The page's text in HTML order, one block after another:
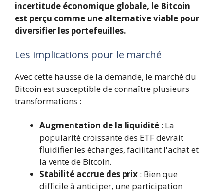
incertitude économique globale, le Bitcoin
est perçu comme une alternative viable pour
diversifier les portefeuilles.
Les implications pour le marché
Avec cette hausse de la demande, le marché du
Bitcoin est susceptible de connaître plusieurs
transformations :
Augmentation de la liquidité : La
popularité croissante des ETF devrait
fluidifier les échanges, facilitant l'achat et
la vente de Bitcoin.
Stabilité accrue des prix : Bien que
difficile à anticiper, une participation